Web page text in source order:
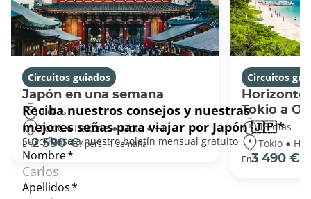
Circuitos guiados
Japón en una semana
9 días
Tokio ● Hakone ● Kioto ● +1
En2 590 €/ pers - 1 semana
Circuitos
Tokio a
13 días
Tokio ●
En3 490 €